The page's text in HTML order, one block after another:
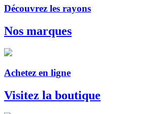
Découvrez les rayons
Nos marques
Achetez en ligne
Visitez la boutique